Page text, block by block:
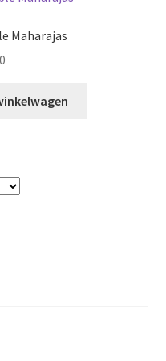
Maharajas